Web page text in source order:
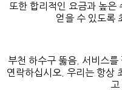
또한 합리적인 요금과 높은
얻을 수 있도록
부천 하수구 뚫음. 서비스를
연락하십시오. 우리는 항상